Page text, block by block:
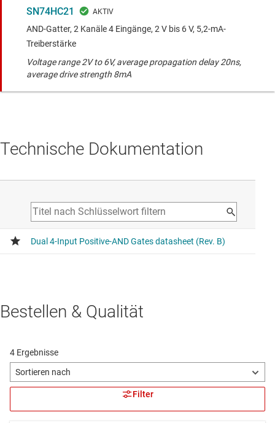
SN74HC21
AND-Gatter, 2 Kanäle 4 Eingänge, 2 V bis 6 V, 5,2-mA-
Treiberstärke
Voltage range 2V to 6V, average propagation delay 20ns,
average drive strength 8mA
Technische Dokumentation
Bestellen & Qualität